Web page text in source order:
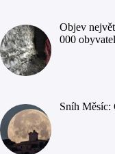
Objev
000
Sníh Měsíc: